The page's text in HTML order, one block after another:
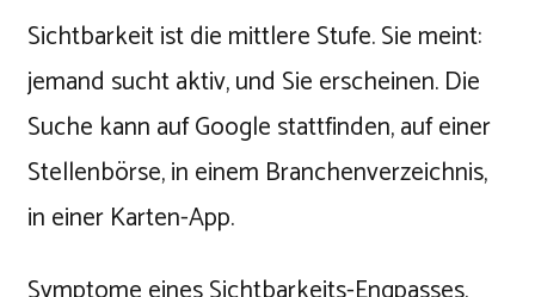
Sichtbarkeit ist die mittlere Stufe. Sie meint:
jemand sucht aktiv, und Sie erscheinen. Die
Suche kann auf Google stattfinden, auf einer
Stellenbörse, in einem Branchenverzeichnis,
in einer Karten-App.